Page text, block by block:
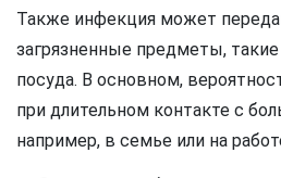
Также инфекция может
загрязненные предметы,
посуда. В основном,
при длительном контакте с
например, в семье или на